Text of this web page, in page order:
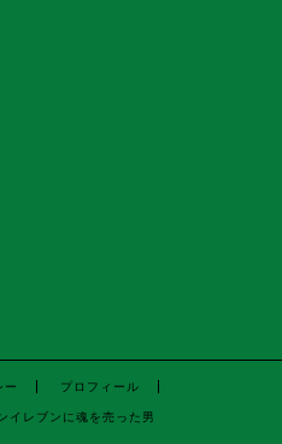
ー プロフィール
レブンに魂を売った男